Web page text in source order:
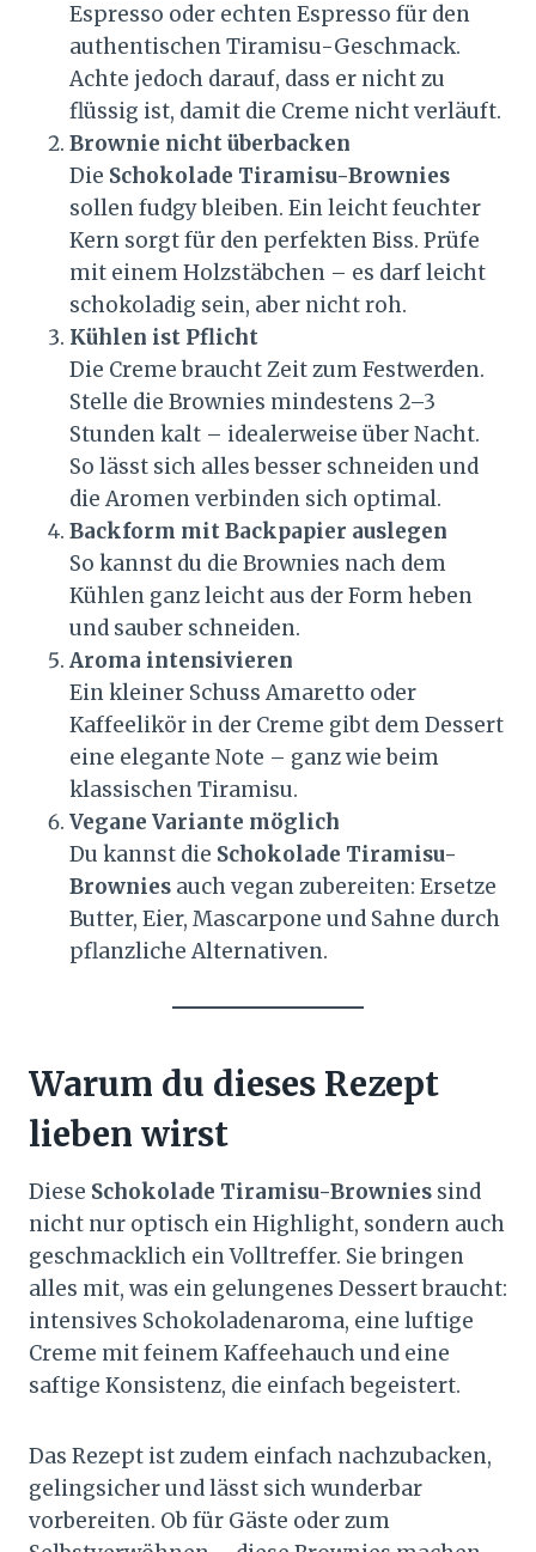
Espresso oder echten Espresso für den
authentischen Tiramisu-Geschmack.
Achte jedoch darauf, dass er nicht zu
flüssig ist, damit die Creme nicht verläuft.
Brownie nicht überbacken
Die Schokolade Tiramisu-Brownies
sollen fudgy bleiben. Ein leicht feuchter
Kern sorgt für den perfekten Biss. Prüfe
mit einem Holzstäbchen – es darf leicht
schokoladig sein, aber nicht roh.
Kühlen ist Pflicht
Die Creme braucht Zeit zum Festwerden.
Stelle die Brownies mindestens 2–3
Stunden kalt – idealerweise über Nacht.
So lässt sich alles besser schneiden und
die Aromen verbinden sich optimal.
Backform mit Backpapier auslegen
So kannst du die Brownies nach dem
Kühlen ganz leicht aus der Form heben
und sauber schneiden.
Aroma intensivieren
Ein kleiner Schuss Amaretto oder
Kaffeelikör in der Creme gibt dem Dessert
eine elegante Note – ganz wie beim
klassischen Tiramisu.
Vegane Variante möglich
Du kannst die Schokolade Tiramisu-
Brownies auch vegan zubereiten: Ersetze
Butter, Eier, Mascarpone und Sahne durch
pflanzliche Alternativen.
Warum du dieses Rezept
lieben wirst
Diese Schokolade Tiramisu-Brownies sind
nicht nur optisch ein Highlight, sondern auch
geschmacklich ein Volltreffer. Sie bringen
alles mit, was ein gelungenes Dessert braucht:
intensives Schokoladenaroma, eine luftige
Creme mit feinem Kaffeehauch und eine
saftige Konsistenz, die einfach begeistert.
Das Rezept ist zudem einfach nachzubacken,
gelingsicher und lässt sich wunderbar
vorbereiten. Ob für Gäste oder zum